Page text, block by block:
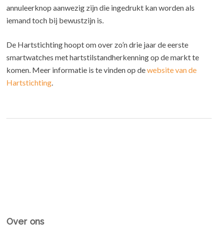
annuleerknop aanwezig zijn die ingedrukt kan worden als
iemand toch bij bewustzijn is.
De Hartstichting hoopt om over zo’n drie jaar de eerste
smartwatches met hartstilstandherkenning op de markt te
komen. Meer informatie is te vinden op dewebsite van de
Hartstichting.
Over ons